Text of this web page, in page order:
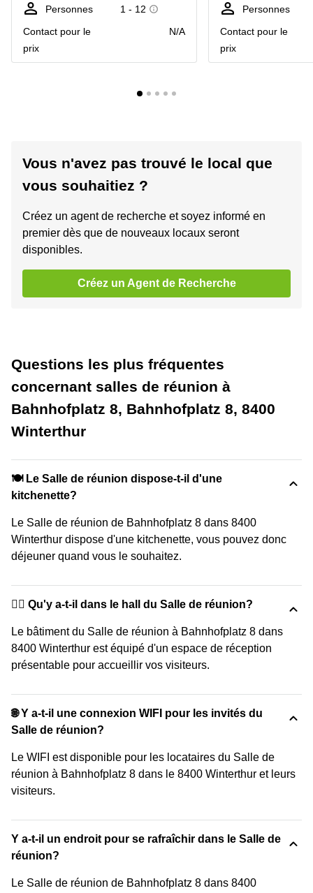
Personnes
1 - 12
Contact pour le
prix
N/A
Personnes
Contact pour le
prix
Vous n'avez pas trouvé le local que
vous souhaitiez ?
Créez un agent de recherche et soyez informé en
premier dès que de nouveaux locaux seront
disponibles.
Créez un Agent de Recherche
Questions les plus fréquentes
concernant salles de réunion à
Bahnhofplatz 8, Bahnhofplatz 8, 8400
Winterthur
🍽️ Le Salle de réunion dispose-t-il d'une
kitchenette?
Le Salle de réunion de Bahnhofplatz 8 dans 8400
Winterthur dispose d'une kitchenette, vous pouvez donc
déjeuner quand vous le souhaitez.
🙋‍♀️ Qu'y a-t-il dans le hall du Salle de réunion?
Le bâtiment du Salle de réunion à Bahnhofplatz 8 dans
8400 Winterthur est équipé d'un espace de réception
présentable pour accueillir vos visiteurs.
🌐 Y a-t-il une connexion WIFI pour les invités du
Salle de réunion?
Le WIFI est disponible pour les locataires du Salle de
réunion à Bahnhofplatz 8 dans le 8400 Winterthur et leurs
visiteurs.
Y a-t-il un endroit pour se rafraîchir dans le Salle de
réunion?
Le Salle de réunion de Bahnhofplatz 8 dans 8400